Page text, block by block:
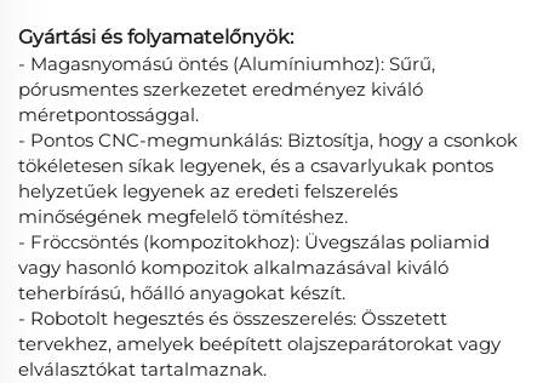
Gyártási és folyamatelőnyök:
- Magasnyomású öntés (Alumíniumhoz): Sűrű,
pórusmentes szerkezetet eredményez kiváló
méretpontossággal.
- Pontos CNC-megmunkálás: Biztosítja, hogy a csonkok
tökéletesen síkak legyenek, és a csavarlyukak pontos
helyzetűek legyenek az eredeti felszerelés
minőségének megfelelő tömítéshez.
- Fröccsöntés (kompozitokhoz): Üvegszálas poliamid
vagy hasonló kompozitok alkalmazásával kiváló
teherbírású, hőálló anyagokat készít.
- Robotolt hegesztés és összeszerelés: Összetett
tervekhez, amelyek beépített olajszeparátorokat vagy
elválasztókat tartalmaznak.